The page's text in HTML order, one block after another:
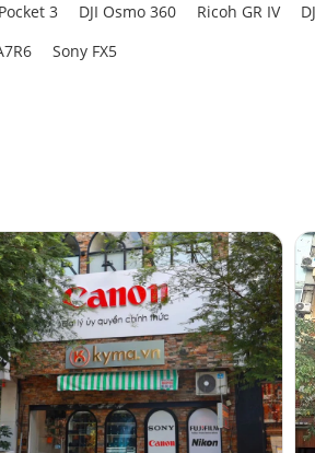
3 DJI Osmo 360 Ricoh GR IV
Sony FX5